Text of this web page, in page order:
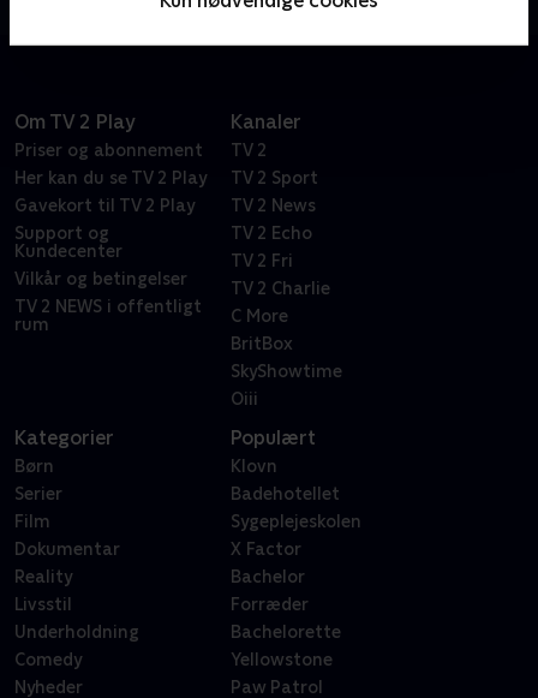
Om TV 2 Play
Priser og abonnement
Her kan du se TV 2 Play
Gavekort til TV 2 Play
Support og
Kundecenter
Vilkår og betingelser
TV 2 NEWS i offentligt
rum
Kanaler
TV 2
TV 2 Sport
TV 2 News
TV 2 Echo
TV 2 Fri
TV 2 Charlie
C More
BritBox
SkyShowtime
Oiii
Kategorier
Børn
Serier
Film
Dokumentar
Reality
Livsstil
Underholdning
Comedy
Nyheder
Populært
Klovn
Badehotellet
Sygeplejeskolen
X Factor
Bachelor
Forræder
Bachelorette
Yellowstone
Paw Patrol